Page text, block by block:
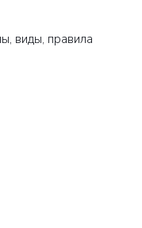
виды, правила